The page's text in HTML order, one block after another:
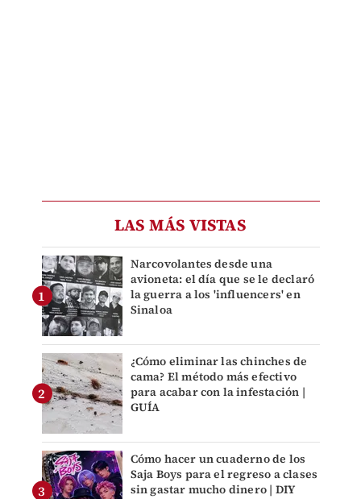
LAS MÁS VISTAS
Narcovolantes desde una
avioneta: el día que se le declaró
la guerra a los 'influencers' en
Sinaloa
¿Cómo eliminar las chinches de
cama? El método más efectivo
para acabar con la infestación |
GUÍA
Cómo hacer un cuaderno de los
Saja Boys para el regreso a clases
sin gastar mucho dinero | DIY